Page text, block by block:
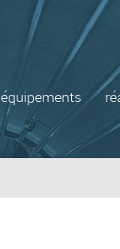
équipements